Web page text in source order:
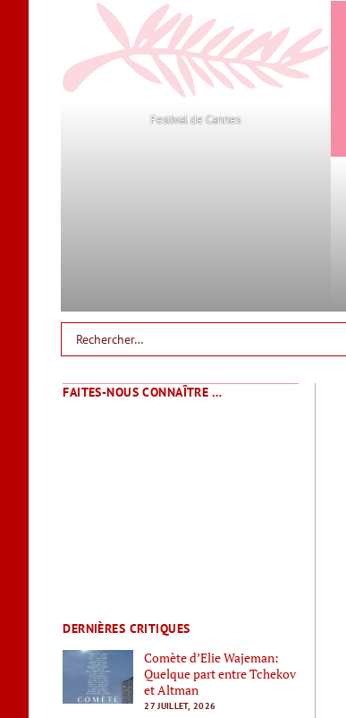
Festival de Cannes
FAITES-NOUS CONNAÎTRE …
DERNIÈRES CRITIQUES
Comète d’Elie Wajeman:
Quelque part entre Tchekov
et Altman
27 JUILLET, 2026